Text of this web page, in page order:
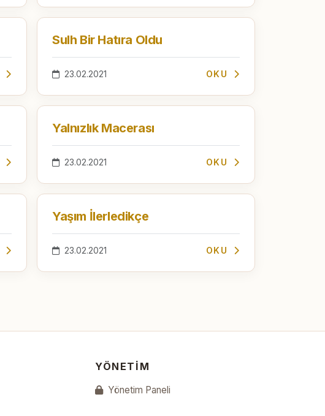
Sulh Bir Hatıra Oldu
23.02.2021 OKU
Yalnızlık Macerası
23.02.2021 OKU
Yaşım İlerledikçe
23.02.2021 OKU
YÖNETIM
Yönetim Paneli